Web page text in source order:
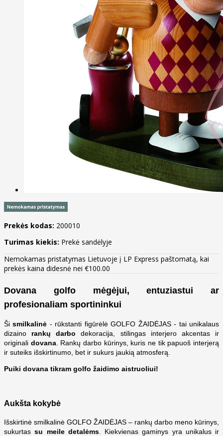
Prekės kodas: 200010
Turimas kiekis: Prekė sandėlyje
Nemokamas pristatymas Lietuvoje į LP Express paštomatą, kai
prekės kaina didesnė nei €100.00
Dovana golfo mėgėjui, entuziastui ar
profesionaliam sportininkui
Šismilkalinė - rūkstanti figūrėlė GOLFO ŽAIDĖJAS - tai unikalaus
dizaino rankų darbo dekoracija, stilingas interjero akcentas ir
originali dovana. Rankų darbo kūrinys, kuris ne tik papuoš interjerą
ir suteiks išskirtinumo, bet ir sukurs jaukią atmosferą.
Puiki dovana tikram golfo žaidimo aistruoliui!
Aukšta kokybė
Išskirtinė smilkalinė GOLFO ŽAIDĖJAS – rankų darbo meno kūrinys,
sukurtassu meile detalėms. Kiekvienas gaminys yra unikalus ir